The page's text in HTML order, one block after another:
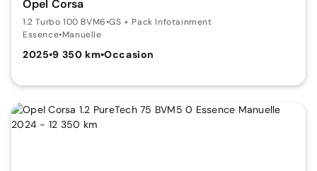
Opel Corsa
1.2 Turbo 100 BVM6•GS + Pack Infotainment
Essence•Manuelle
2025•9 350 km•Occasion